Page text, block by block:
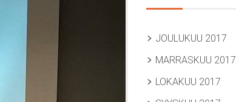
JOULUKUU 2017
MARRASKUU 2017
LOKAKUU 2017